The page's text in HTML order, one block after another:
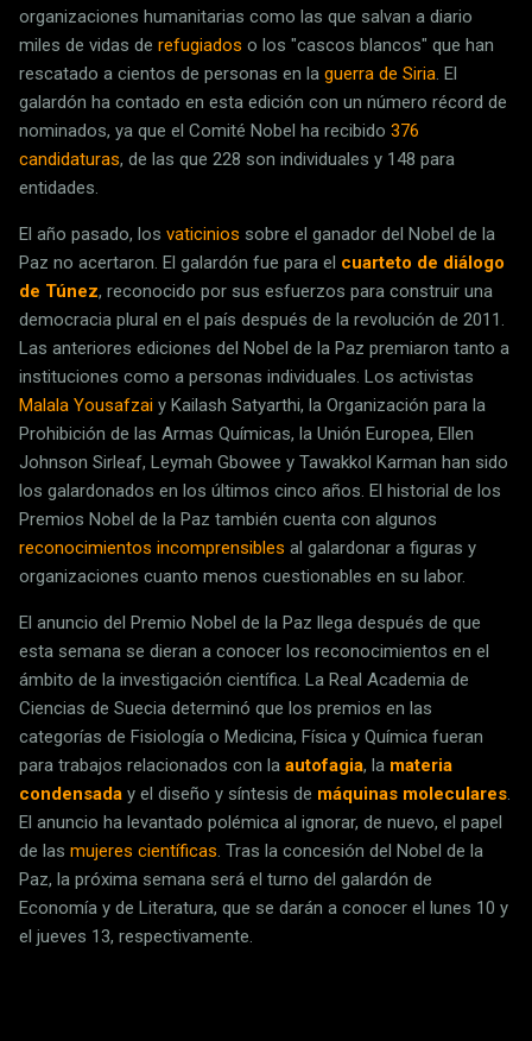
organizaciones humanitarias como las que salvan a diario
miles de vidas de refugiados o los "cascos blancos" que han
rescatado a cientos de personas en la guerra de Siria . El
galardón ha contado en esta edición con un número récord de
nominados, ya que el Comité Nobel ha recibido 376
candidaturas, de las que 228 son individuales y 148 para
entidades.
El año pasado, los vaticinios sobre el ganador del Nobel de la
Paz no acertaron. El galardón fue para el cuarteto de diálogo
de Túnez, reconocido por sus esfuerzos para construir una
democracia plural en el país después de la revolución de 2011.
Las anteriores ediciones del Nobel de la Paz premiaron tanto a
instituciones como a personas individuales. Los activistas
Malala Yousafzai y Kailash Satyarthi, la Organización para la
Prohibición de las Armas Químicas, la Unión Europea, Ellen
Johnson Sirleaf, Leymah Gbowee y Tawakkol Karman han sido
los galardonados en los últimos cinco años. El historial de los
Premios Nobel de la Paz también cuenta con algunos
reconocimientos incomprensibles al galardonar a figuras y
organizaciones cuanto menos cuestionables en su labor.
El anuncio del Premio Nobel de la Paz llega después de que
esta semana se dieran a conocer los reconocimientos en el
ámbito de la investigación científica. La Real Academia de
Ciencias de Suecia determinó que los premios en las
categorías de Fisiología o Medicina, Física y Química fueran
para trabajos relacionados con la autofagia, la materia
condensada y el diseño y síntesis de máquinas moleculares
El anuncio ha levantado polémica al ignorar, de nuevo, el papel
de las mujeres científicas . Tras la concesión del Nobel de la
Paz, la próxima semana será el turno del galardón de
Economía y de Literatura, que se darán a conocer el lunes 10 y
el jueves 13, respectivamente.